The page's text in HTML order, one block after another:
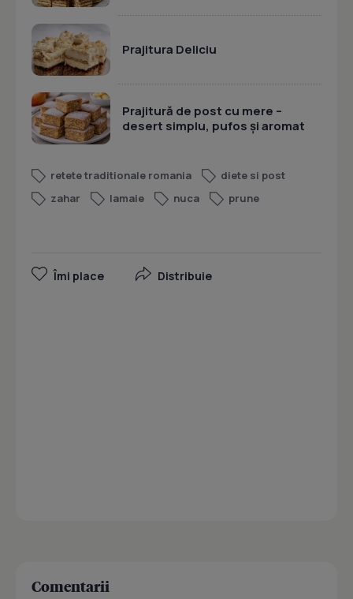
Prajitura Deliciu
Prajitură de post cu mere –
desert simplu, pufos și aromat
retete traditionale romania
diete si post
zahar
lamaie nuca prune
Îmi place Distribuie
Comentarii